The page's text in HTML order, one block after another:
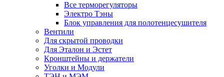
Все терморегуляторы
Электро Тэны
Блок управления для полотенцесушителя
Вентили
Для скрытой проводки
Для Эталон и Эстет
Кронштейны и держатели
Уголки и Модули